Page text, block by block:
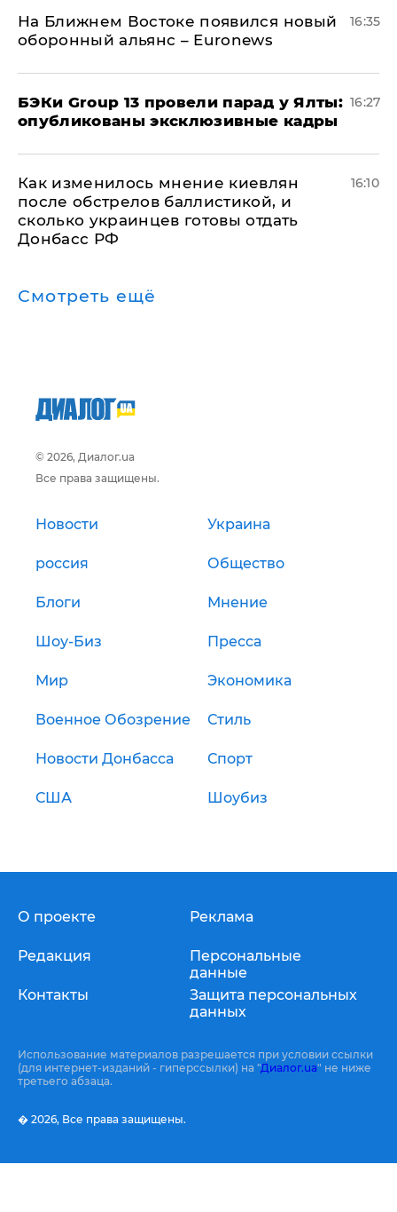
На Ближнем Востоке появился новый
оборонный альянс – Euronews
16:35
​БЭКи Group 13 провели парад у Ялты:
опубликованы эксклюзивные кадры
16:27
Как изменилось мнение киевлян
после обстрелов баллистикой, и
сколько украинцев готовы отдать
Донбасс РФ
16:10
Смотреть ещё
© 2026, Диалог.ua
Все права защищены.
Новости Украина
россия Общество
Блоги Мнение
Шоу-Биз Пресса
Мир Экономика
Военное Обозрение Стиль
Новости Донбасса Спорт
США Шоубиз
О проекте
Редакция
Контакты
Реклама
Персональные
данные
Защита персональных
данных
Использование материалов разрешается при условии ссылки
(для интернет-изданий - гиперссылки) на "Диалог.ua" не ниже
третьего абзаца.
� 2026, Все права защищены.